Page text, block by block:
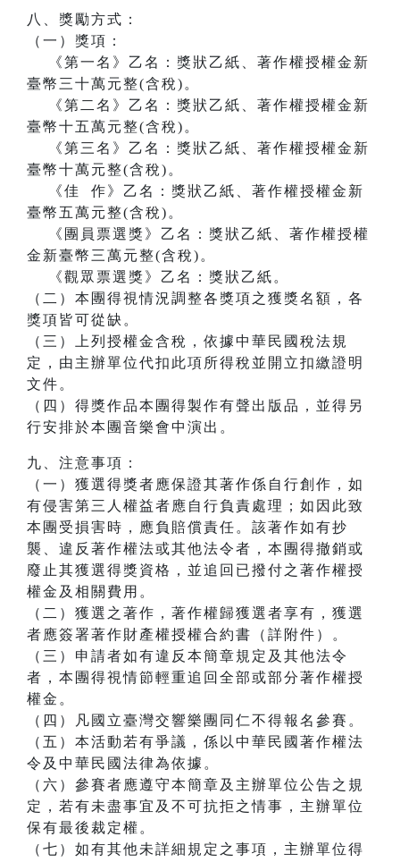
八、獎勵方式：
（一）獎項：
《第一名》乙名：獎狀乙紙、著作權授權金新
臺幣三十萬元整(含稅)。
《第二名》乙名：獎狀乙紙、著作權授權金新
臺幣十五萬元整(含稅)。
《第三名》乙名：獎狀乙紙、著作權授權金新
臺幣十萬元整(含稅)。
《佳 作》乙名：獎狀乙紙、著作權授權金新
臺幣五萬元整(含稅)。
《團員票選獎》乙名：獎狀乙紙、著作權授權
金新臺幣三萬元整(含稅)。
《觀眾票選獎》乙名：獎狀乙紙。
（二）本團得視情況調整各獎項之獲獎名額，各
獎項皆可從缺。
（三）上列授權金含稅，依據中華民國稅法規
定，由主辦單位代扣此項所得稅並開立扣繳證明
文件。
（四）得獎作品本團得製作有聲出版品，並得另
行安排於本團音樂會中演出。
九、注意事項：
（一）獲選得獎者應保證其著作係自行創作，如
有侵害第三人權益者應自行負責處理；如因此致
本團受損害時，應負賠償責任。該著作如有抄
襲、違反著作權法或其他法令者，本團得撤銷或
廢止其獲選得獎資格，並追回已撥付之著作權授
權金及相關費用。
（二）獲選之著作，著作權歸獲選者享有，獲選
者應簽署著作財產權授權合約書（詳附件）。
（三）申請者如有違反本簡章規定及其他法令
者，本團得視情節輕重追回全部或部分著作權授
權金。
（四）凡國立臺灣交響樂團同仁不得報名參賽。
（五）本活動若有爭議，係以中華民國著作權法
令及中華民國法律為依據。
（六）參賽者應遵守本簡章及主辦單位公告之規
定，若有未盡事宜及不可抗拒之情事，主辦單位
保有最後裁定權。
（七）如有其他未詳細規定之事項，主辦單位得